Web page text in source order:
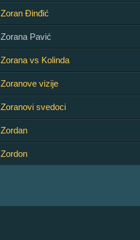
Zoran Đinđić
Zorana Pavić
Zorana vs Kolinda
Zoranove vizije
Zoranovi svedoci
Zordan
Zordon